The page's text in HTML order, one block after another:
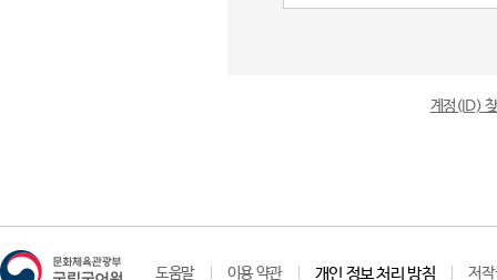
계정(ID)
도움말 이용 약관 개인 정보 처리 방침 저